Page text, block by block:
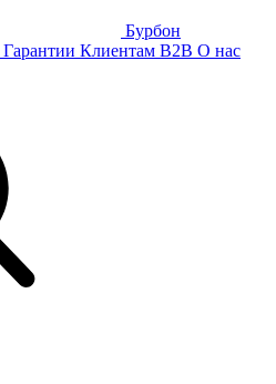
Бурбон
Гарантии Клиентам B2B О нас